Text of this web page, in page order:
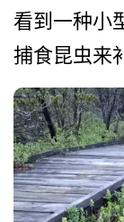
看到一种小
捕食昆虫来